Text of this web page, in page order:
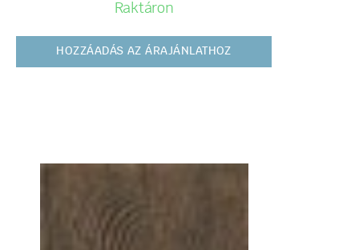
Raktáron
HOZZÁADÁS AZ ÁRAJÁNLATHOZ